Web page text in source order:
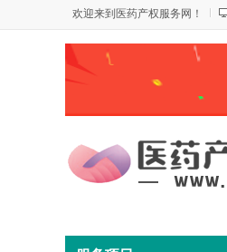
欢迎来到医药产权服务网！